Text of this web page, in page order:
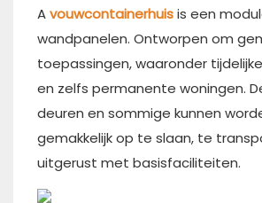
Avouwcontainerhuisis een
wandpanelen. Ontworpen om
toepassingen, waaronder
en zelfs permanente woningen.
deuren en sommige kunnen
gemakkelijk op te slaan, te
uitgerust met basisfaciliteiten.